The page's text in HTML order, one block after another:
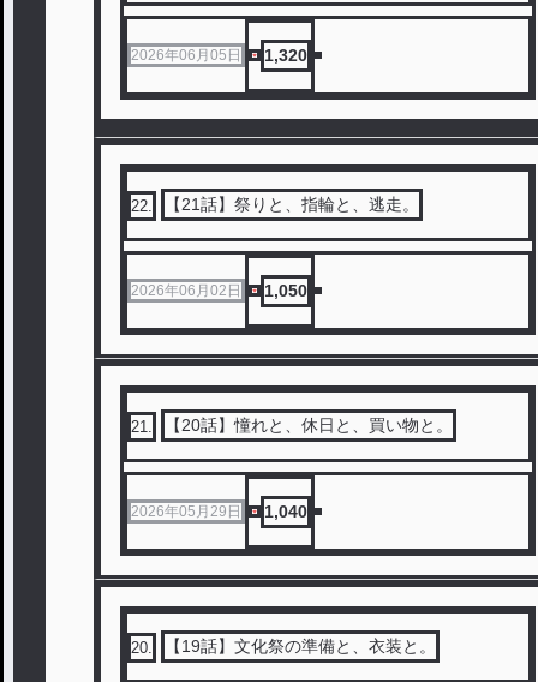
2026年06月05日 1,320
22 【21話】祭りと、指輪と、逃走。
2026年06月02日 1,050
21 【20話】憧れと、休日と、買い物と。
2026年05月29日 1,040
20 【19話】文化祭の準備と、衣装と。